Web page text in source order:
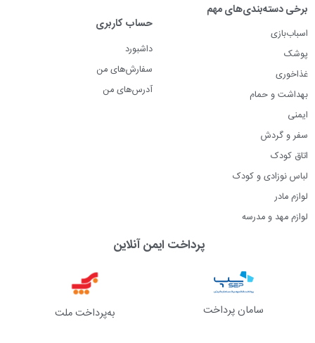
برخی دسته‌بندی‌های مهم
اسباب‌بازی
پوشک
غذاخوری
بهداشت و حمام
ایمنی
سفر و گردش
اتاق کودک
لباس نوزادی و کودک
لوازم مادر
لوازم مهد و مدرسه
حساب کاربری
داشبورد
سفارش‌های من
آدرس‌های من
پرداخت ایمن آنلاین
سامان پرداخت به‌پرداخت ملت